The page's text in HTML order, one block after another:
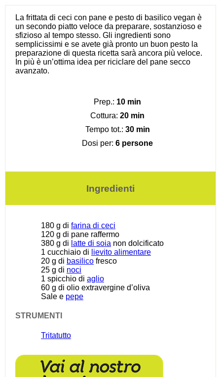
La frittata di ceci con pane e pesto di basilico vegan è
un secondo piatto veloce da preparare, sostanzioso e
sfizioso al tempo stesso. Gli ingredienti sono
semplicissimi e se avete già pronto un buon pesto la
preparazione di questa ricetta sarà ancora più veloce.
In più è un’ottima idea per riciclare del pane secco
avanzato.
Prep.: 10 min
Cottura: 20 min
Tempo tot.: 30 min
Dosi per: 6 persone
Ingredienti
180 g di farina di ceci
120 g di pane raffermo
380 g di latte di soia non dolcificato
1 cucchiaio di lievito alimentare
20 g di basilico fresco
25 g di noci
1 spicchio di aglio
60 g di olio extravergine d’oliva
Sale e pepe
STRUMENTI
Tritatutto